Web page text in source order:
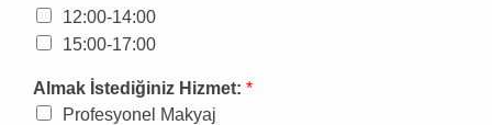
12:00-14:00
15:00-17:00
Almak İstediğiniz Hizmet: *
Profesyonel Makyaj